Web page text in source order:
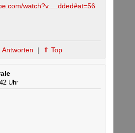
watch?v.....dded#at=56
Antworten | ⇑ Top
Uhr